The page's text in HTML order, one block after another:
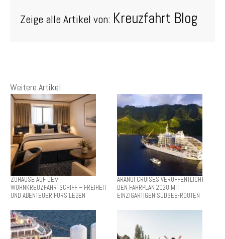
Zeige alle Artikel von: Kreuzfahrt Blog
Weitere Artikel
ZUHAUSE AUF DEM
WOHNKREUZFAHRTSCHIFF – FREIHEIT
UND ABENTEUER FÜRS LEBEN
ARANUI CRUISES VERÖFFENTLICHT
DEN FAHRPLAN 2028 MIT
EINZIGARTIGEN SÜDSEE-ROUTEN